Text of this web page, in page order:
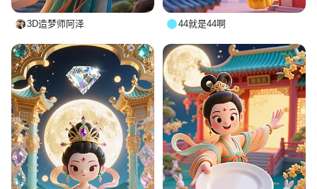
3D造梦师阿泽 44就是44啊